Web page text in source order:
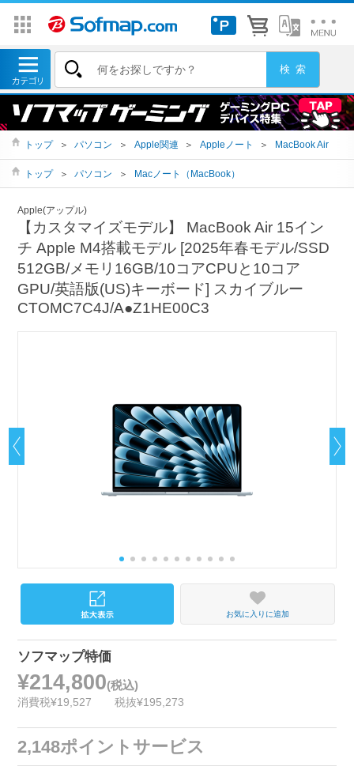
トップ ＞ パソコン ＞ Apple関連 ＞ Appleノート ＞ MacBook Air
トップ ＞ パソコン ＞ Macノート（MacBook）
Apple(アップル)
【カスタマイズモデル】 MacBook Air 15イン
チ Apple M4搭載モデル [2025年春モデル/SSD
512GB/メモリ16GB/10コアCPUと10コア
GPU/英語版(US)キーボード] スカイブルー
CTOMC7C4J/A●Z1HE00C3
お気に入りに追加
ソフマップ特価
¥214,800(税込)
消費税¥19,527 税抜¥195,273
2,148ポイントサービス